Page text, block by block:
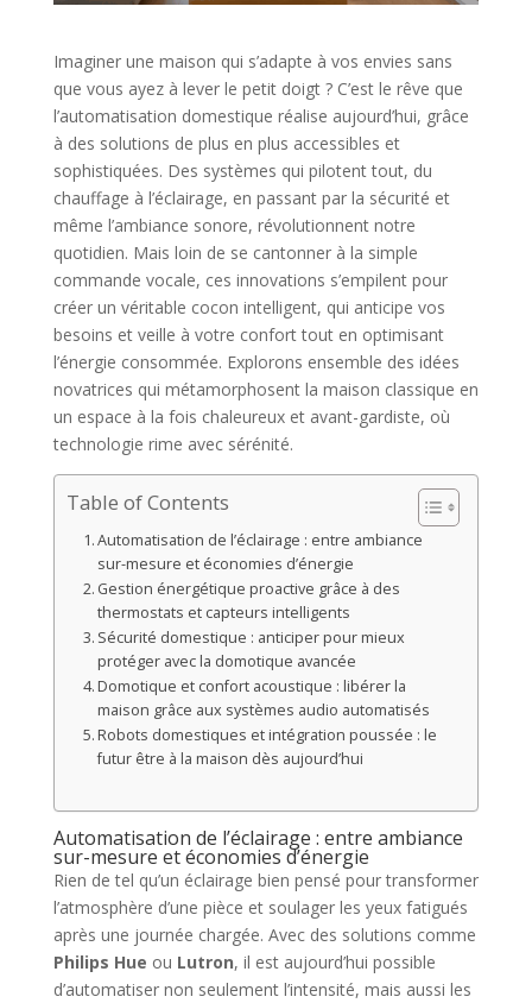
Imaginer une maison qui s’adapte à vos envies sans
que vous ayez à lever le petit doigt ? C’est le rêve que
l’automatisation domestique réalise aujourd’hui, grâce
à des solutions de plus en plus accessibles et
sophistiquées. Des systèmes qui pilotent tout, du
chauffage à l’éclairage, en passant par la sécurité et
même l’ambiance sonore, révolutionnent notre
quotidien. Mais loin de se cantonner à la simple
commande vocale, ces innovations s’empilent pour
créer un véritable cocon intelligent, qui anticipe vos
besoins et veille à votre confort tout en optimisant
l’énergie consommée. Explorons ensemble des idées
novatrices qui métamorphosent la maison classique en
un espace à la fois chaleureux et avant-gardiste, où
technologie rime avec sérénité.
Table of Contents
Automatisation de l’éclairage : entre ambiance
sur-mesure et économies d’énergie
Gestion énergétique proactive grâce à des
thermostats et capteurs intelligents
Sécurité domestique : anticiper pour mieux
protéger avec la domotique avancée
Domotique et confort acoustique : libérer la
maison grâce aux systèmes audio automatisés
Robots domestiques et intégration poussée : le
futur être à la maison dès aujourd’hui
Automatisation de l’éclairage : entre ambiance
sur-mesure et économies d’énergie
Rien de tel qu’un éclairage bien pensé pour transformer
l’atmosphère d’une pièce et soulager les yeux fatigués
après une journée chargée. Avec des solutions comme
Philips Hue ou Lutron, il est aujourd’hui possible
d’automatiser non seulement l’intensité, mais aussi les